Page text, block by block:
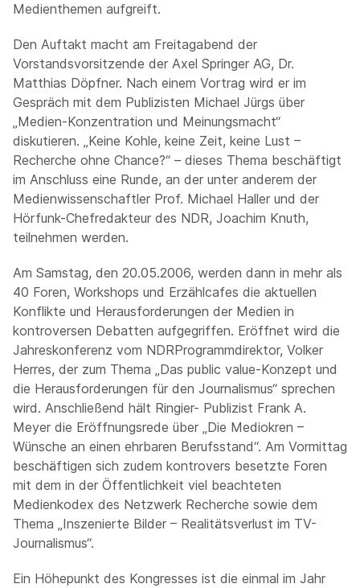
Medienthemen aufgreift.
Den Auftakt macht am Freitagabend der
Vorstandsvorsitzende der Axel Springer AG, Dr.
Matthias Döpfner. Nach einem Vortrag wird er im
Gespräch mit dem Publizisten Michael Jürgs über
„Medien-Konzentration und Meinungsmacht“
diskutieren. „Keine Kohle, keine Zeit, keine Lust –
Recherche ohne Chance?“ – dieses Thema beschäftigt
im Anschluss eine Runde, an der unter anderem der
Medienwissenschaftler Prof. Michael Haller und der
Hörfunk-Chefredakteur des NDR, Joachim Knuth,
teilnehmen werden.
Am Samstag, den 20.05.2006, werden dann in mehr als
40 Foren, Workshops und Erzählcafes die aktuellen
Konflikte und Herausforderungen der Medien in
kontroversen Debatten aufgegriffen. Eröffnet wird die
Jahreskonferenz vom NDRProgrammdirektor, Volker
Herres, der zum Thema „Das public value-Konzept und
die Herausforderungen für den Journalismus“ sprechen
wird. Anschließend hält Ringier- Publizist Frank A.
Meyer die Eröffnungsrede über „Die Mediokren –
Wünsche an einen ehrbaren Berufsstand“. Am Vormittag
beschäftigen sich zudem kontrovers besetzte Foren
mit dem in der Öffentlichkeit viel beachteten
Medienkodex des Netzwerk Recherche sowie dem
Thema „Inszenierte Bilder – Realitätsverlust im TV-
Journalismus“.
Ein Höhepunkt des Kongresses ist die einmal im Jahr